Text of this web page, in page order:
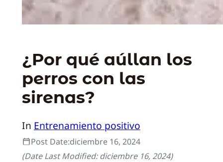
¿Por qué aúllan los
perros con las
sirenas?
In Entrenamiento positivo
Post Date:diciembre 16, 2024
(Date Last Modified:diciembre 16, 2024)